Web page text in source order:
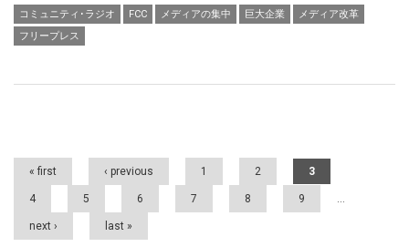
コミュニティ･ラジオ FCC メディアの集中 巨大企業
メディア改革
フリープレス
Pages
« first ‹ previous 1 2 3
4 5 6 7 8 9
next › last »